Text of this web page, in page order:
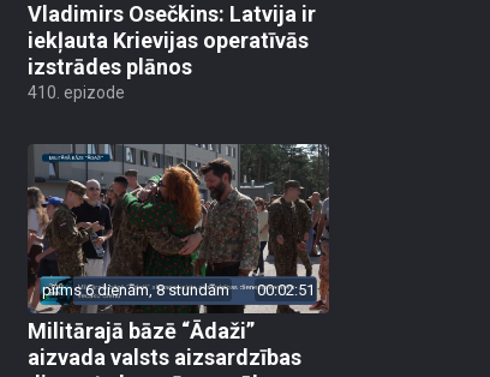
Vladimirs Osečkins: Latvija ir
iekļauta Krievijas operatīvās
izstrādes plānos
410. epizode
pirms 6 dienām, 8 stundām 00:02:51
Militārajā bāzē “Ādaži”
aizvada valsts aizsardzības